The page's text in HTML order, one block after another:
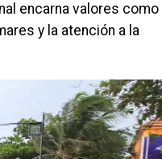
encarna valores como
y la atención a la